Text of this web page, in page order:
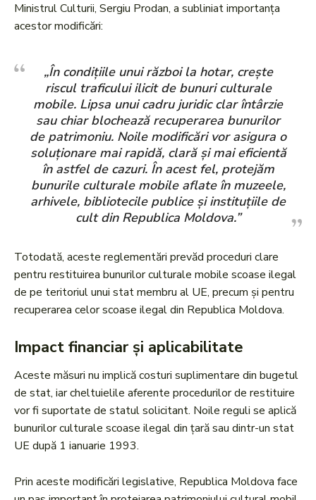
Ministrul Culturii, Sergiu Prodan, a subliniat importanța
acestor modificări:
„În condițiile unui război la hotar, crește
riscul traficului ilicit de bunuri culturale
mobile. Lipsa unui cadru juridic clar întârzie
sau chiar blochează recuperarea bunurilor
de patrimoniu. Noile modificări vor asigura o
soluționare mai rapidă, clară și mai eficientă
în astfel de cazuri. În acest fel, protejăm
bunurile culturale mobile aflate în muzeele,
arhivele, bibliotecile publice și instituțiile de
cult din Republica Moldova.”
Totodată, aceste reglementări prevăd proceduri clare
pentru restituirea bunurilor culturale mobile scoase ilegal
de pe teritoriul unui stat membru al UE, precum și pentru
recuperarea celor scoase ilegal din Republica Moldova.
Impact financiar și aplicabilitate
Aceste măsuri nu implică costuri suplimentare din bugetul
de stat, iar cheltuielile aferente procedurilor de restituire
vor fi suportate de statul solicitant. Noile reguli se aplică
bunurilor culturale scoase ilegal din țară sau dintr-un stat
UE după 1 ianuarie 1993.
Prin aceste modificări legislative, Republica Moldova face